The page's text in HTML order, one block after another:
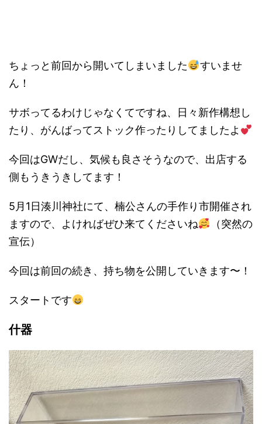
ちょっと前回から開いてしまいました
すいませ
ん！
サボってるわけじゃなくてですね、日々新作構想し
たり、がんばってストック作ったりしてましたよ
今回はGWだし、気候も良さそうなので、出店する
側もうきうきしてます！
5月1日湊川神社にて、楠公さんの手作り市開催され
ますので、よければぜひ来てくださいね
（突然の
宣伝）
今回は前回の続き、持ち物を公開していきます〜！
スタートです
什器